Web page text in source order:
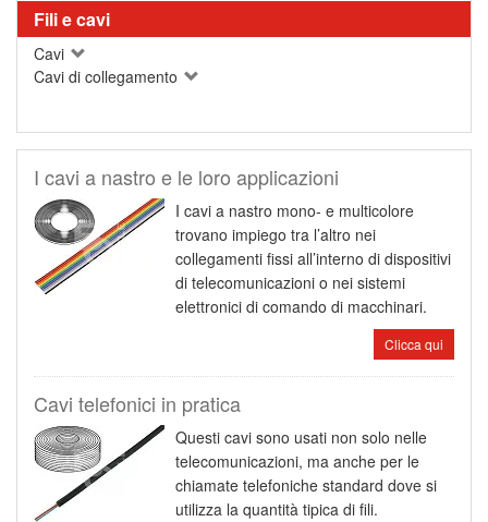
Fili e cavi
Cavi
Cavi di collegamento
I cavi a nastro e le loro applicazioni
I cavi a nastro mono- e multicolore
trovano impiego tra l’altro nei
collegamenti fissi all’interno di dispositivi
di telecomunicazioni o nei sistemi
elettronici di comando di macchinari.
Clicca qui
Cavi telefonici in pratica
Questi cavi sono usati non solo nelle
telecomunicazioni, ma anche per le
chiamate telefoniche standard dove si
utilizza la quantità tipica di fili.